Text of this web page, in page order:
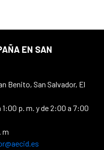
EN SAN
Benito, San Salvador, El
p. m. y de 2:00 a 7:00
m